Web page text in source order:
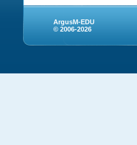
ArgusM-EDU
© 2006-2026